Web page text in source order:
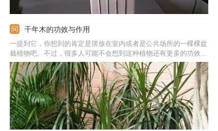
千年木的功效与作用
一提到它，你想到的肯定是摆放在室内或者是公共场所的一棵棵盆
栽植物吧。不过，很多人可能不会想到这种植物还有更多的功效与
作用。怎么样，有兴趣吧？下面我们一起来看一下千年木的宝贵价
值。